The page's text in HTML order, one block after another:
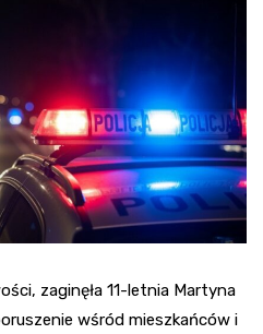
zaginęła 11-letnia Martyna
wśród mieszkańców i